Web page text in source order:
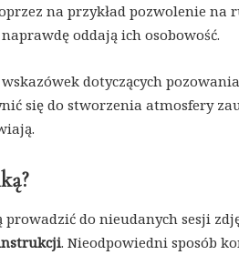
na przykład pozwolenie na
oddają ich osobowość.
dotyczących
się do stworzenia atmosfery
do nieudanych sesji
. Nieodpowiedni sposób